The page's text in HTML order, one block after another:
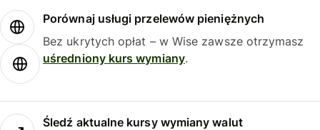
Porównaj usługi przelewów pieniężnych
Bez ukrytych opłat – w Wise zawsze otrzymasz
uśredniony kurs wymiany.
Śledź aktualne kursy wymiany walut